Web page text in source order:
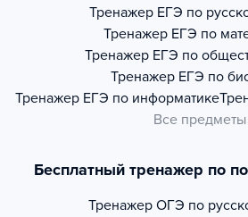
Тренажер ЕГЭ по
Тренажер ЕГЭ по
Тренажер ЕГЭ по
Тренажер ЕГЭ по
Тренажер ЕГЭ по информатике
Все предметы
Бесплатный тренажер по
Тренажер ОГЭ по